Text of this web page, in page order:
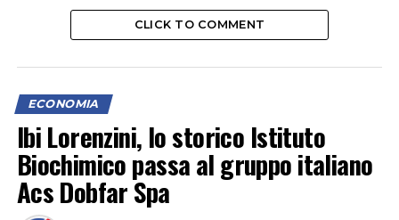
CLICK TO COMMENT
ECONOMIA
Ibi Lorenzini, lo storico Istituto
Biochimico passa al gruppo italiano
Acs Dobfar Spa